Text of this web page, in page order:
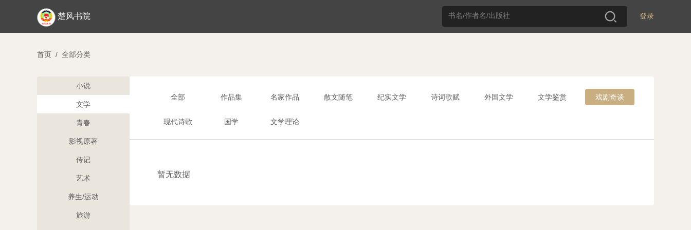
登录
楚风书院
首页 / 全部分类
小说
文学
青春
影视原著
传记
艺术
养生/运动
旅游
全部 作品集 名家作品 散文随笔 纪实文学 诗词歌赋 外国文学 文学鉴赏 戏剧奇谈
现代诗歌 国学 文学理论
暂无数据